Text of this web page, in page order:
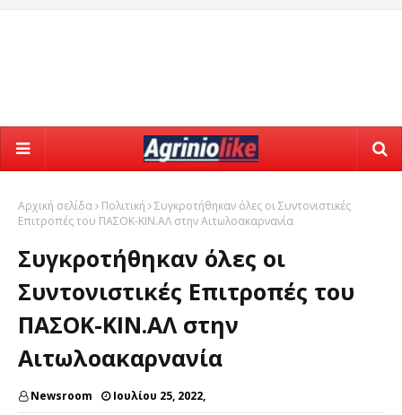
Αρχική σελίδα Πολιτική
Συγκροτήθηκαν όλες οι Συντονιστικές
Επιτροπές του ΠΑΣΟΚ-ΚΙΝ.ΑΛ στην Αιτωλοακαρνανία
Συγκροτήθηκαν όλες οι
Συντονιστικές Επιτροπές του
ΠΑΣΟΚ-ΚΙΝ.ΑΛ στην
Αιτωλοακαρνανία
Newsroom Ιουλίου 25, 2022,